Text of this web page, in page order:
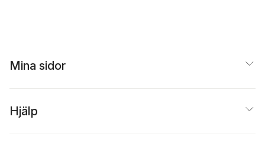
Mina sidor
Hjälp